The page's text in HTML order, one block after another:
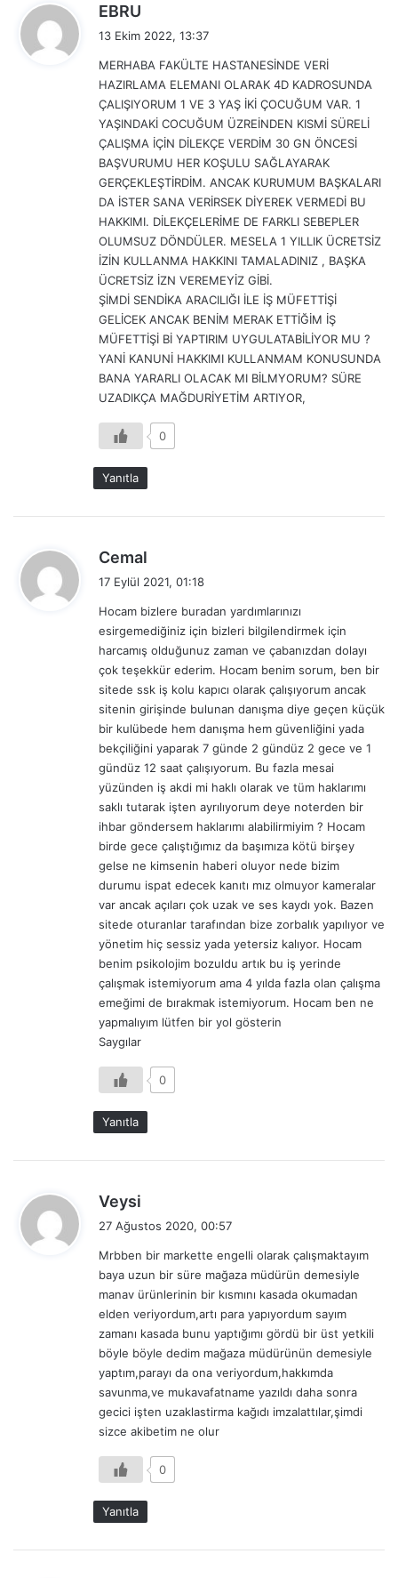
EBRU
i
k
i
:
13 Ekim 2022, 13:37
MERHABA FAKÜLTE HASTANESİNDE VERİ
HAZIRLAMA ELEMANI OLARAK 4D KADROSUNDA
ÇALIŞIYORUM 1 VE 3 YAŞ İKİ ÇOCUĞUM VAR. 1
YAŞINDAKİ COCUĞUM ÜZREİNDEN KISMİ SÜRELİ
ÇALIŞMA İÇİN DİLEKÇE VERDİM 30 GN ÖNCESİ
BAŞVURUMU HER KOŞULU SAĞLAYARAK
GERÇEKLEŞTİRDİM. ANCAK KURUMUM BAŞKALARI
DA İSTER SANA VERİRSEK DİYEREK VERMEDİ BU
HAKKIMI. DİLEKÇELERİME DE FARKLI SEBEPLER
OLUMSUZ DÖNDÜLER. MESELA 1 YILLIK ÜCRETSİZ
İZİN KULLANMA HAKKINI TAMALADINIZ , BAŞKA
ÜCRETSİZ İZN VEREMEYİZ GİBİ.
ŞİMDİ SENDİKA ARACILIĞI İLE İŞ MÜFETTİŞİ
GELİCEK ANCAK BENİM MERAK ETTİĞİM İŞ
MÜFETTİŞİ Bİ YAPTIRIM UYGULATABİLİYOR MU ?
YANİ KANUNİ HAKKIMI KULLANMAM KONUSUNDA
BANA YARARLI OLACAK MI BİLMYORUM? SÜRE
UZADIKÇA MAĞDURİYETİM ARTIYOR,
0
Yanıtla
Cemal
i
k
:
17 Eylül 2021, 01:18
Hocam bizlere buradan yardımlarınızı
esirgemediğiniz için bizleri bilgilendirmek için
harcamış olduğunuz zaman ve çabanızdan dolayı
çok teşekkür ederim. Hocam benim sorum, ben bir
sitede ssk iş kolu kapıcı olarak çalışıyorum ancak
sitenin girişinde bulunan danışma diye geçen küçük
bir kulübede hem danışma hem güvenliğini yada
bekçiliğini yaparak 7 günde 2 gündüz 2 gece ve 1
gündüz 12 saat çalışıyorum. Bu fazla mesai
yüzünden iş akdi mi haklı olarak ve tüm haklarımı
saklı tutarak işten ayrılıyorum deye noterden bir
ihbar göndersem haklarımı alabilirmiyim ? Hocam
birde gece çalıştığımız da başımıza kötü birşey
gelse ne kimsenin haberi oluyor nede bizim
durumu ispat edecek kanıtı mız olmuyor kameralar
var ancak açıları çok uzak ve ses kaydı yok. Bazen
sitede oturanlar tarafından bize zorbalık yapılıyor ve
yönetim hiç sessiz yada yetersiz kalıyor. Hocam
benim psikolojim bozuldu artık bu iş yerinde
çalışmak istemiyorum ama 4 yılda fazla olan çalışma
emeğimi de bırakmak istemiyorum. Hocam ben ne
yapmalıyım lütfen bir yol gösterin
Saygılar
0
Yanıtla
Veysi
k
i
:
27 Ağustos 2020, 00:57
Mrbben bir markette engelli olarak çalışmaktayım
baya uzun bir süre mağaza müdürün demesiyle
manav ürünlerinin bir kısmını kasada okumadan
elden veriyordum,artı para yapıyordum sayım
zamanı kasada bunu yaptığımı gördü bir üst yetkili
böyle böyle dedim mağaza müdürünün demesiyle
yaptım,parayı da ona veriyordum,hakkımda
savunma,ve mukavafatname yazıldı daha sonra
gecici işten uzaklastirma kağıdı imzalattılar,şimdi
sizce akibetim ne olur
0
Yanıtla